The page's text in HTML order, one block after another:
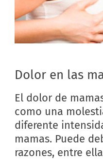
Dolor en las
El dolor de
como una
diferente
mamas. Puede
razones, entre